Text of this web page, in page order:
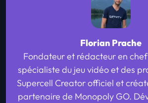
Florian Prache
Fondateur et rédacteur en
spécialiste du jeu vidéo et des
Supercell Creator officiel et
partenaire de Monopoly GO.